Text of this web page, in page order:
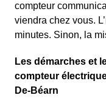
compteur
viendra chez vous.
minutes. Sinon, la
Les démarches et
compteur
De-Béarn